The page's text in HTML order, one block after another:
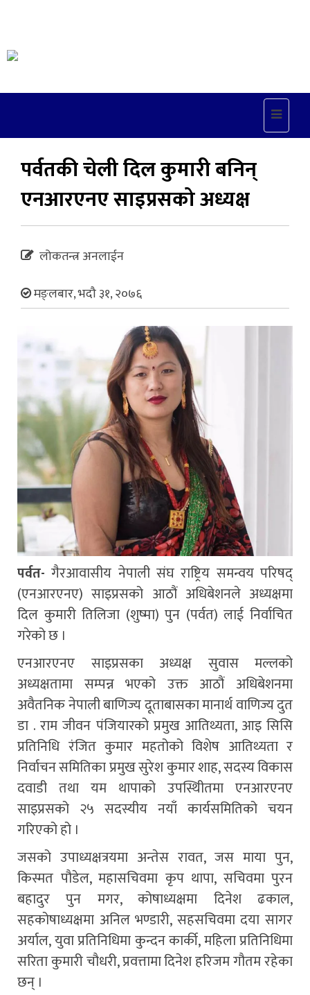
Toggle
पर्वतकी चेली दिल कुमारी बनिन्
एनआरएनए साइप्रसको अध्यक्ष
लोकतन्त्र अनलाईन
मङ्लबार, भदौ ३१, २०७६
पर्वत- गैरआवासीय नेपाली संघ राष्ट्रिय समन्वय परिषद्
(एनआरएनए) साइप्रसको आठौं अधिबेशनले अध्यक्षमा
दिल कुमारी तिलिजा (शुष्मा) पुन (पर्वत) लाई निर्वाचित
गरेको छ ।
एनआरएनए साइप्रसका अध्यक्ष सुवास मल्लको
अध्यक्षतामा सम्पन्न भएको उक्त आठौं अधिबेशनमा
अवैतनिक नेपाली बाणिज्य दूताबासका मानार्थ वाणिज्य दुत
डा . राम जीवन पंजियारको प्रमुख आतिथ्यता, आइ सिसि
प्रतिनिधि रंजित कुमार महतोको विशेष आतिथ्यता र
निर्वाचन समितिका प्रमुख सुरेश कुमार शाह, सदस्य विकास
दवाडी तथा यम थापाको उपस्थिीतमा एनआरएनए
साइप्रसको २५ सदस्यीय नयाँ कार्यसमितिको चयन
गरिएको हो ।
जसको उपाध्यक्षत्रयमा अन्तेस रावत, जस माया पुन,
किस्मत पौडेल, महासचिवमा कृप थापा, सचिवमा पुरन
बहादुर पुन मगर, कोषाध्यक्षमा दिनेश ढकाल,
सहकोषाध्यक्षमा अनिल भण्डारी, सहसचिवमा दया सागर
अर्याल, युवा प्रतिनिधिमा कुन्दन कार्की, महिला प्रतिनिधिमा
सरिता कुमारी चौधरी, प्रवत्तामा दिनेश हरिजम गौतम रहेका
छन् ।